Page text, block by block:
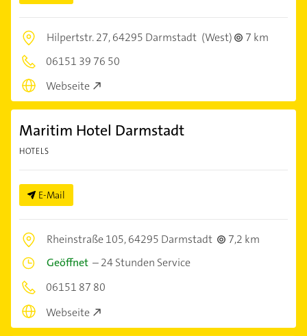
Hilpertstr. 27,64295 Darmstadt (West)
7 km
06151 39 76 50
Webseite
Maritim Hotel Darmstadt
HOTELS
E-Mail
Rheinstraße 105,64295 Darmstadt
7,2 km
Geöffnet –24 Stunden Service
06151 87 80
Webseite